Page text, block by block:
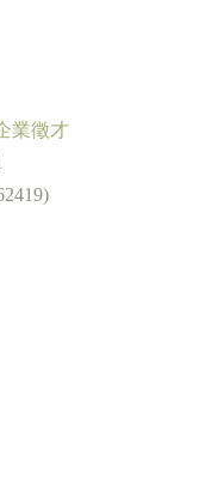
業徵才